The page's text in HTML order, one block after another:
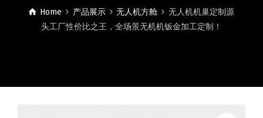
Home 产品展示 无人机方舱
无人机机巢定制源
头工厂性价比之王，全场景无机机钣金加工定制！